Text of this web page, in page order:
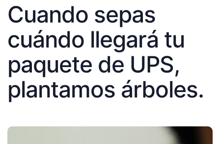
Cuando sepas
cuándo llegará tu
paquete de UPS,
plantamos árboles.